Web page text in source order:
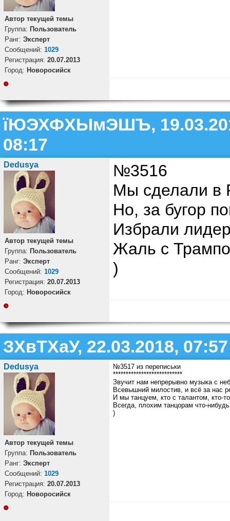
Автор текущей темы
Группа: Пользователь
Ранг: Эксперт
Cообщений: 1029
Регистрация: 20.07.2013
Город: Новоросийск
їЮЭХФХЫмЭШЪ,
08:17
Dedusya
Автор текущей темы
Группа: Пользователь
Ранг: Эксперт
Cообщений: 1029
Регистрация: 20.07.2013
Город: Новоросийск
№3516
Мы сделали в
Но, за бугор
Избрали
Жаль с
)
ЗХвТХаУ, 22.03.2018, 07:57
Dedusya
Автор текущей темы
Группа: Пользователь
Ранг: Эксперт
Cообщений: 1029
Регистрация: 20.07.2013
Город: Новоросийск
№3517 из переписьки
***************************
Звучит нам непрерывно музыка с
Всевышний милостив, и всё за нас
И мы танцуем, кто с талантом, кто-
Всегда, плохим танцорам что-
)